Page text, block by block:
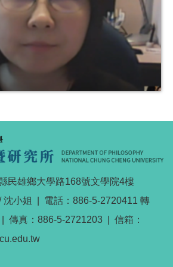
民雄鄉大學路168號文學院4樓
沈小姐 | 電話：886-5-2720411 轉
傳真：886-5-2721203 | 信箱：